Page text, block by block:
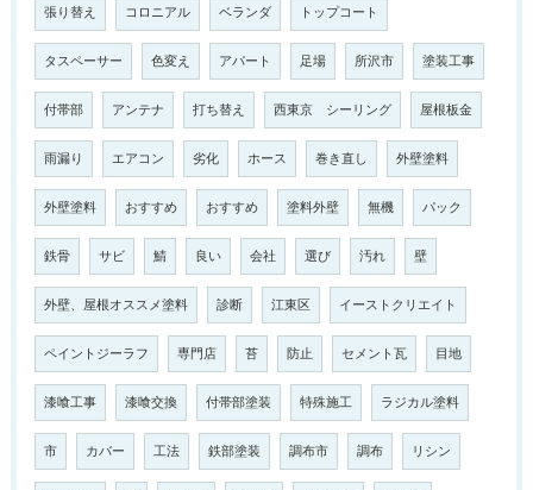
張り替え コロニアル ベランダ トップコート
タスペーサー 色変え アパート 足場 所沢市 塗装工事
付帯部 アンテナ 打ち替え 西東京 シーリング 屋根板金
雨漏り エアコン 劣化 ホース 巻き直し 外壁塗料
外壁塗料 おすすめ おすすめ 塗料外壁 無機 パック
鉄骨 サビ 鯖 良い 会社 選び 汚れ 壁
外壁、屋根オススメ塗料 診断 江東区 イーストクリエイト
ペイントジーラフ 専門店 苔 防止 セメント瓦 目地
漆喰工事 漆喰交換 付帯部塗装 特殊施工 ラジカル塗料
市 カバー 工法 鉄部塗装 調布市 調布 リシン